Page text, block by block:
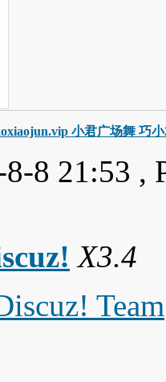
小君广场舞 巧
8 21:53 ,
X3.4
Team